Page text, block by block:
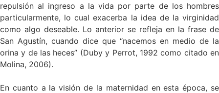
repulsión al ingreso a la vida por parte de los hombres
particularmente, lo cual exacerba la idea de la virginidad
como algo deseable. Lo anterior se refleja en la frase de
San Agustín, cuando dice que “nacemos en medio de la
orina y de las heces” (Duby y Perrot, 1992 como citado en
Molina, 2006).
En cuanto a la visión de la maternidad en esta época, se